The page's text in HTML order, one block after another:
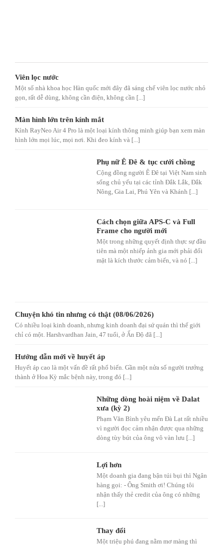
Viên lọc nước
Một số nhà khoa học Hàn quốc mới đây đã sáng chế viên lọc nước nhỏ
gọn, rất dễ dùng, không cần điện, không cần [...]
Màn hình lớn trên kính mắt
Kính RayNeo Air 4 Pro là một loại kính thông minh giúp bạn xem màn
hình lớn mọi lúc, mọi nơi. Khi đeo kính và [...]
Phụ nữ Ê Đê & tục cưới chồng
Cộng đồng người Ê Đê tại Việt Nam sinh
sống chủ yếu tại các tỉnh Đắk Lắk, Đắk
Nông, Gia Lai, Phú Yên và Khánh [...]
Cách chọn giữa APS-C và Full
Frame cho người mới
Một trong những quyết định thực sự đầu
tiên mà một nhiếp ảnh gia mới phải đối
mặt là kích thước cảm biến, và nó [...]
Chuyện khó tin nhưng có thật (08/06/2026)
Có nhiều loại kinh doanh, nhưng kinh doanh đại sứ quán thì thế giới
chỉ có một. Harshvardhan Jain, 47 tuổi, ở Ấn Độ đã [...]
Hướng dẫn mới về huyết áp
Huyết áp cao là một vấn đề rất phổ biến. Gần một nửa số người trưởng
thành ở Hoa Kỳ mắc bệnh này, trong đó [...]
Những dòng hoài niệm về Dalat
xưa (kỳ 2)
Phạm Văn Bình yêu mến Đà Lạt rất nhiều
vì người đọc cảm nhận được qua những
dòng tùy bút của ông vô vàn lưu [...]
Lợi hơn
Một doanh gia đang bận túi bụi thì Ngân
hàng gọi: - Ông Smith ơi! Chúng tôi
nhận thấy thẻ credit của ông có những
[...]
Thay đổi
Một triệu phú đang nằm mơ màng thì